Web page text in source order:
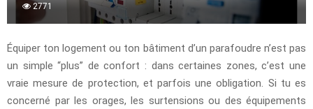
2771
Équiper ton logement ou ton bâtiment d’un parafoudre n’est pas
un simple “plus” de confort : dans certaines zones, c’est une
vraie mesure de protection, et parfois une obligation. Si tu es
concerné par les orages, les surtensions ou des équipements